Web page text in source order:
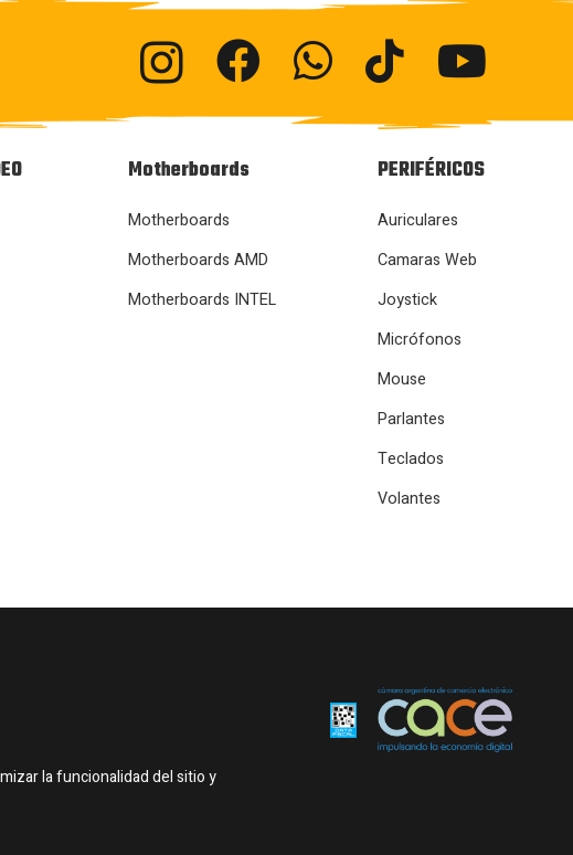
Motherboards
Motherboards
Motherboards AMD
Motherboards INTEL
PERIFÉRICOS
Auriculares
Camaras Web
Joystick
Micrófonos
Mouse
Parlantes
Teclados
Volantes
la funcionalidad del sitio y